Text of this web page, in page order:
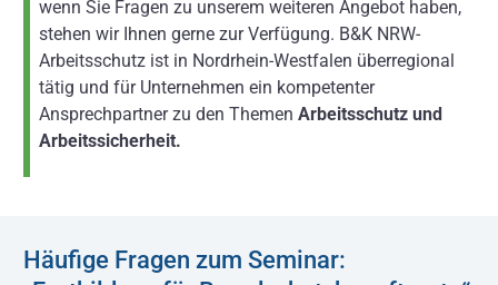
wenn Sie Fragen zu unserem weiteren Angebot haben,
stehen wir Ihnen gerne zur Verfügung. B&K NRW-
Arbeitsschutz ist in Nordrhein-Westfalen überregional
tätig und für Unternehmen ein kompetenter
Ansprechpartner zu den ThemenArbeitsschutz und
Arbeitssicherheit.
Häufige Fragen zum Seminar: